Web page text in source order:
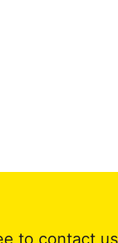
to contact